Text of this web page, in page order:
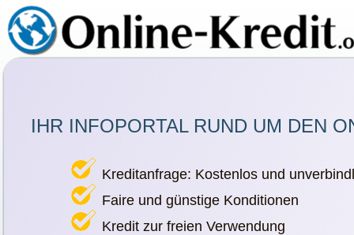
IHR INFOPORTAL RUND UM DEN
Kreditanfrage: Kostenlos und
Faire und günstige Konditionen
Kredit zur freien Verwendung